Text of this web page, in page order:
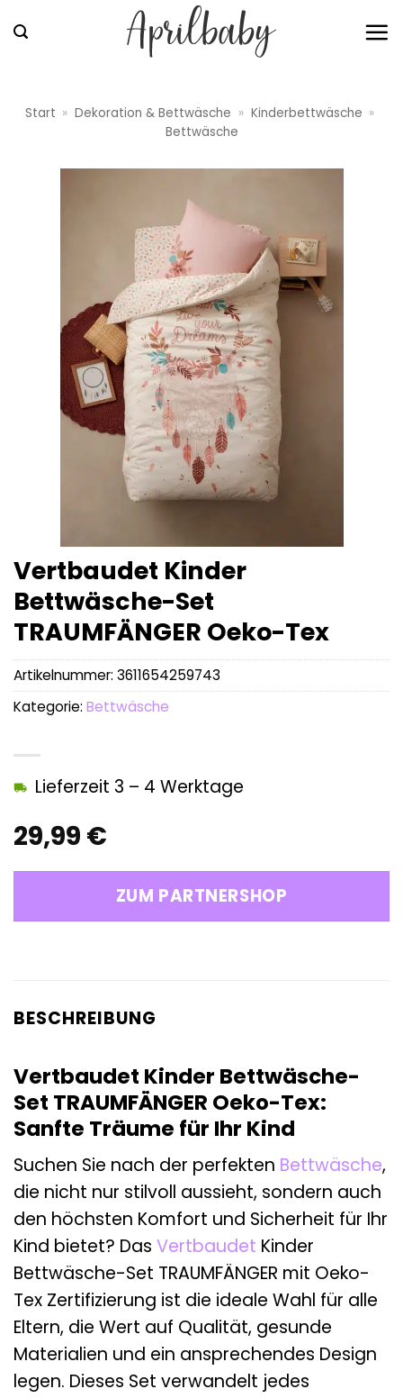
Inhalt
Start » Dekoration & Bettwäsche » Kinderbettwäsche »
Bettwäsche
Vertbaudet Kinder
Bettwäsche-Set
TRAUMFÄNGER Oeko-Tex
29,99 €
Lieferzeit 3 – 4 Werktage
ZUM PARTNERSHOP
Artikelnummer: 3611654259743
Kategorie: Bettwäsche
BESCHREIBUNG
Vertbaudet Kinder Bettwäsche-
Set TRAUMFÄNGER Oeko-Tex:
Sanfte Träume für Ihr Kind
Suchen Sie nach der perfekten Bettwäsche,
die nicht nur stilvoll aussieht, sondern auch
den höchsten Komfort und Sicherheit für Ihr
Kind bietet? Das Vertbaudet Kinder
Bettwäsche-Set TRAUMFÄNGER mit Oeko-
Tex Zertifizierung ist die ideale Wahl für alle
Eltern, die Wert auf Qualität, gesunde
Materialien und ein ansprechendes Design
legen. Dieses Set verwandelt jedes